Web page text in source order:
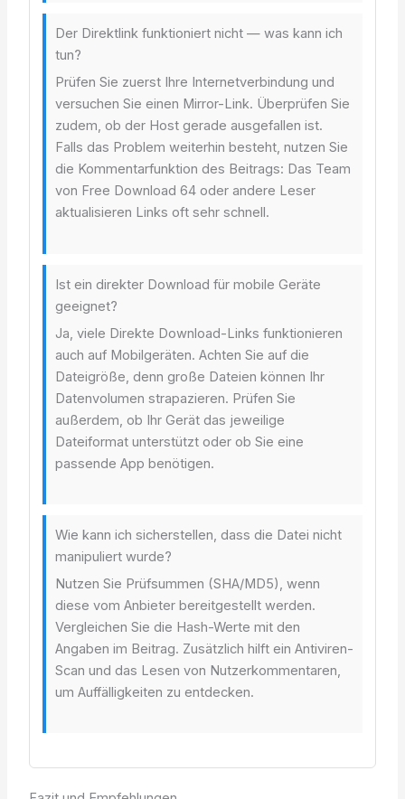
Der Direktlink funktioniert nicht — was kann ich
tun?
Prüfen Sie zuerst Ihre Internetverbindung und
versuchen Sie einen Mirror-Link. Überprüfen Sie
zudem, ob der Host gerade ausgefallen ist.
Falls das Problem weiterhin besteht, nutzen Sie
die Kommentarfunktion des Beitrags: Das Team
von Free Download 64 oder andere Leser
aktualisieren Links oft sehr schnell.
Ist ein direkter Download für mobile Geräte
geeignet?
Ja, viele Direkte Download-Links funktionieren
auch auf Mobilgeräten. Achten Sie auf die
Dateigröße, denn große Dateien können Ihr
Datenvolumen strapazieren. Prüfen Sie
außerdem, ob Ihr Gerät das jeweilige
Dateiformat unterstützt oder ob Sie eine
passende App benötigen.
Wie kann ich sicherstellen, dass die Datei nicht
manipuliert wurde?
Nutzen Sie Prüfsummen (SHA/MD5), wenn
diese vom Anbieter bereitgestellt werden.
Vergleichen Sie die Hash-Werte mit den
Angaben im Beitrag. Zusätzlich hilft ein Antiviren-
Scan und das Lesen von Nutzerkommentaren,
um Auffälligkeiten zu entdecken.